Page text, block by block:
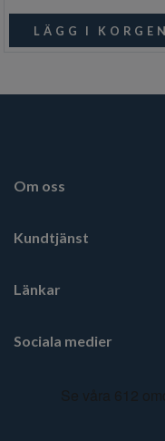
Om oss
Kundtjänst
Länkar
Sociala medier